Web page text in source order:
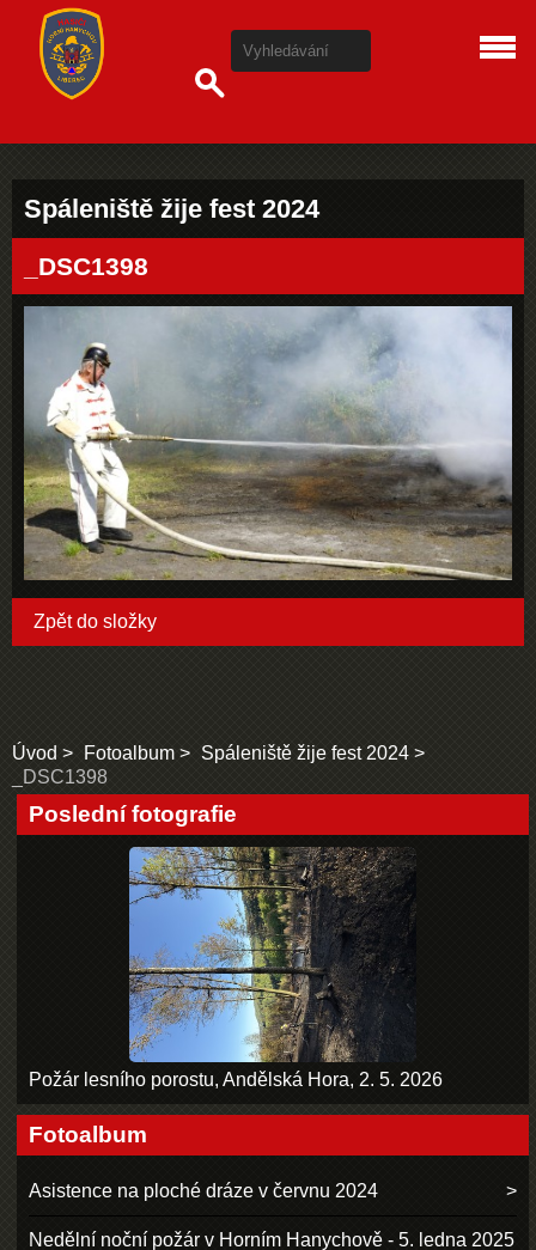
Spáleniště žije fest 2024
_DSC1398
Zpět do složky
Úvod Fotoalbum
Spáleniště žije fest 2024
_DSC1398
Poslední fotografie
Požár lesního porostu, Andělská Hora, 2. 5. 2026
Fotoalbum
Asistence na ploché dráze v červnu 2024
Nedělní noční požár v Horním Hanychově - 5. ledna 2025